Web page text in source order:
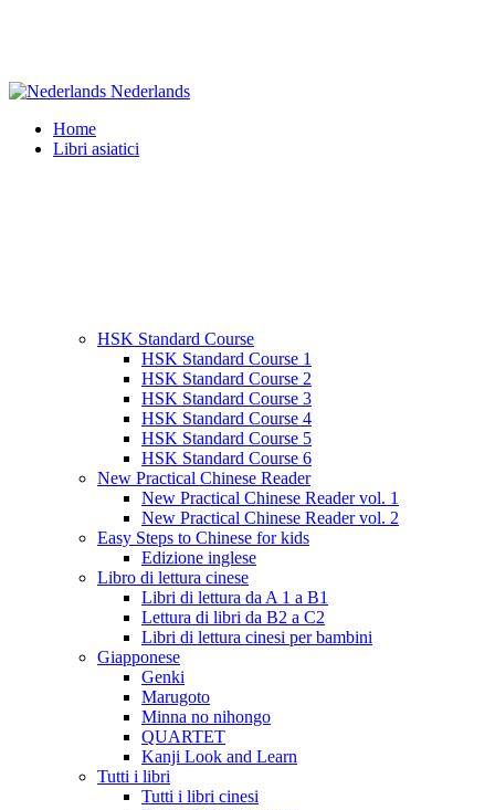
Nederlands
Home
Libri asiatici
HSK Standard Course
HSK Standard Course 1
HSK Standard Course 2
HSK Standard Course 3
HSK Standard Course 4
HSK Standard Course 5
HSK Standard Course 6
New Practical Chinese Reader
New Practical Chinese Reader vol. 1
New Practical Chinese Reader vol. 2
Easy Steps to Chinese for kids
Edizione inglese
Libro di lettura cinese
Libri di lettura da A 1 a B1
Lettura di libri da B2 a C2
Libri di lettura cinesi per bambini
Giapponese
Genki
Marugoto
Minna no nihongo
QUARTET
Kanji Look and Learn
Tutti i libri
Tutti i libri cinesi